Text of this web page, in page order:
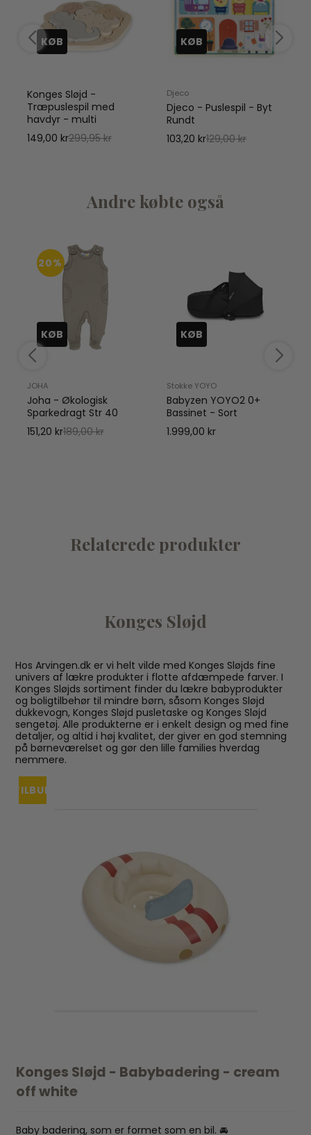
KØB
Konges Sløjd -
Træpuslespil med
havdyr - multi
149,00 kr299,95 kr
KØB
Djeco
Djeco - Puslespil - Byt
Rundt
103,20 kr129,00 kr
Andre købte også
20%
KØB
JOHA
Joha - Økologisk
Sparkedragt Str 40
151,20 kr189,00 kr
KØB
Stokke YOYO
Babyzen YOYO2 0+
Bassinet - Sort
1.999,00 kr
Relaterede produkter
Konges Sløjd
Hos Arvingen.dk er vi helt vilde med Konges Sløjds fine
univers af lækre produkter i flotte afdæmpede farver. I
Konges Sløjds sortiment finder du lækre babyprodukter
og boligtilbehør til mindre børn, såsom Konges Sløjd
dukkevogn, Konges Sløjd pusletaske og Konges Sløjd
sengetøj. Alle produkterne er i enkelt design og med fine
detaljer, og altid i høj kvalitet, der giver en god stemning
på børneværelset og gør den lille families hverdag
nemmere.
TILBUD
Konges Sløjd - Babybadering - cream
off white
Baby badering, som er formet som en bil. 🚘